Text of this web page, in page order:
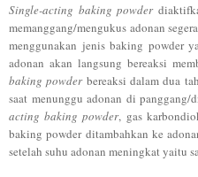
Single-acting baking powder
memanggang/mengukus adonan
menggunakan jenis baking powder
adonan akan langsung bereaksi
baking powder bereaksi dalam dua
saat menunggu adonan di panggang/
acting baking powder, gas
baking powder ditambahkan ke
setelah suhu adonan meningkat yaitu